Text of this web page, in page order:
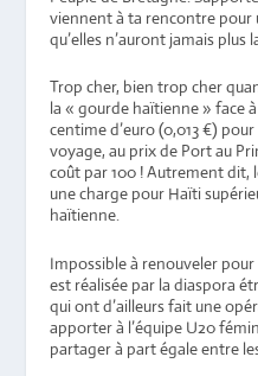
viennent à ta rencontre
qu’elles n’auront jamais
Trop cher, bien trop cher
la « gourde haïtienne » face
centime d’euro (0,013 €)
voyage, au prix de Port au
coût par 100 ! Autrement dit,
une charge pour Haïti
haïtienne.
Impossible à renouveler
est réalisée par la diaspora
qui ont d’ailleurs fait une
apporter à l’équipe U20
partager à part égale entre